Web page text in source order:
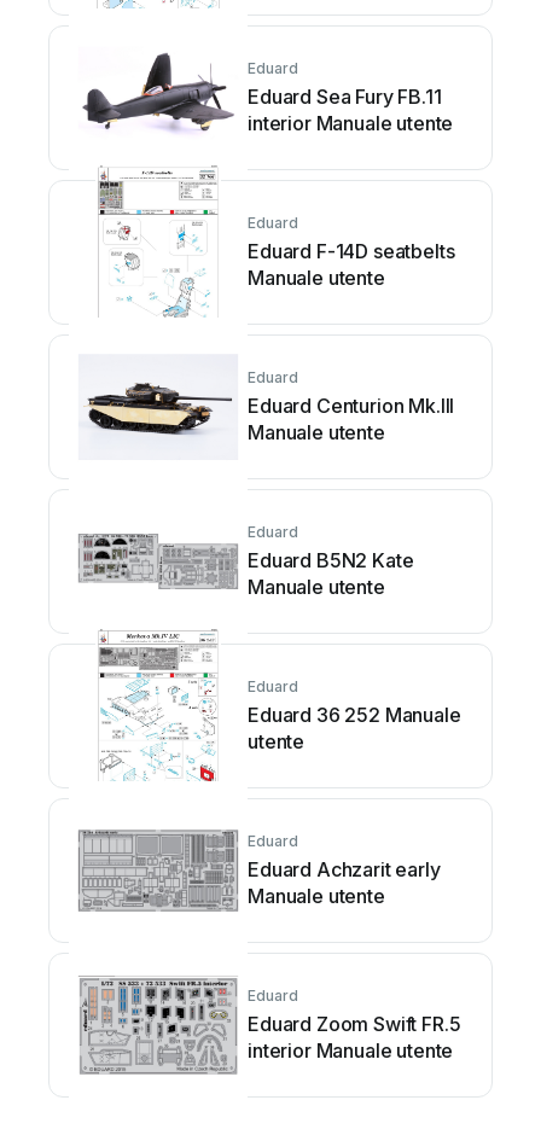
Eduard
Eduard Sea Fury FB.11
interior Manuale utente
Eduard
Eduard F-14D seatbelts
Manuale utente
Eduard
Eduard Centurion Mk.III
Manuale utente
Eduard
Eduard B5N2 Kate
Manuale utente
Eduard
Eduard 36 252 Manuale
utente
Eduard
Eduard Achzarit early
Manuale utente
Eduard
Eduard Zoom Swift FR.5
interior Manuale utente